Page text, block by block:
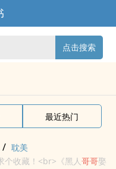
点击搜索
最近热门
/ 耽美
个收藏！<br>《黑人哥哥娶